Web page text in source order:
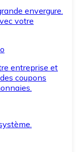
envergure.
votre
entreprise et
coupons